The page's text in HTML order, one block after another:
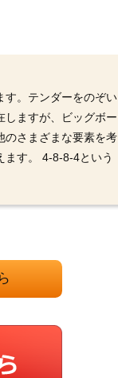
す。テンダーをのぞい
しますが、ビッグボー
のさまざまな要素を考
ます。 4-8-8-4という